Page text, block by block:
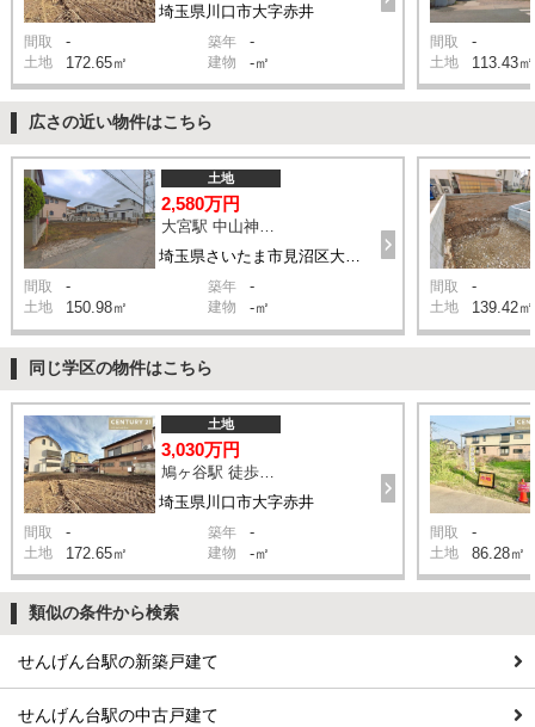
埼玉県川口市大字赤井
間取 - 築年 -
土地 172.65㎡ 建物 -㎡
間取 -
土地 113.43㎡
広さの近い物件はこちら
埼玉県さいたま市見沼区大字中川
土地
2,580万円
大宮駅 中山神社 バス23分 停歩3分
間取 - 築年 -
土地 150.98㎡ 建物 -㎡
間取 -
土地 139.42㎡
同じ学区の物件はこちら
埼玉県川口市大字赤井
土地
3,030万円
間取 - 築年 -
土地 172.65㎡ 建物 -㎡
間取 -
土地 86.28㎡
類似の条件から検索
せんげん台駅の新築戸建て
せんげん台駅の中古戸建て